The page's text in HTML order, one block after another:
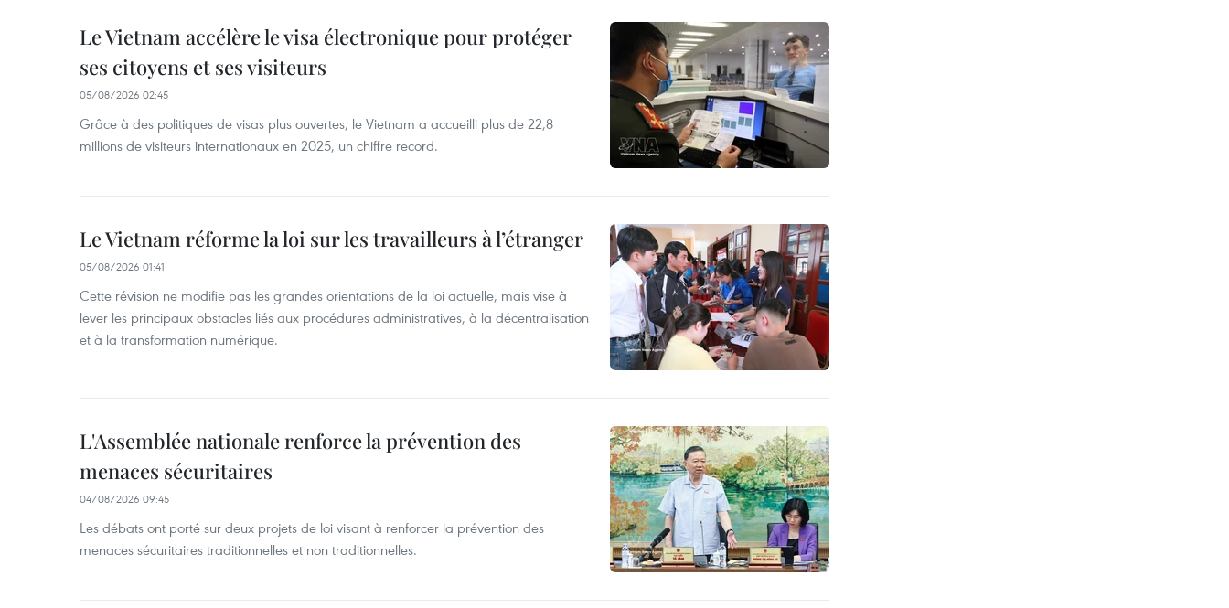
Le Vietnam accélère le visa électronique pour protéger
ses citoyens et ses visiteurs
05/08/2026 02:45
Grâce à des politiques de visas plus ouvertes, le Vietnam a accueilli plus de 22,8
millions de visiteurs internationaux en 2025, un chiffre record.
Le Vietnam réforme la loi sur les travailleurs à l’étranger
05/08/2026 01:41
Cette révision ne modifie pas les grandes orientations de la loi actuelle, mais vise à
lever les principaux obstacles liés aux procédures administratives, à la décentralisation
et à la transformation numérique.
L'Assemblée nationale renforce la prévention des
menaces sécuritaires
04/08/2026 09:45
Les débats ont porté sur deux projets de loi visant à renforcer la prévention des
menaces sécuritaires traditionnelles et non traditionnelles.